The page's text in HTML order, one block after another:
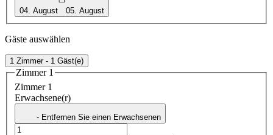
04. August 05. August
Gäste auswählen
1 Zimmer - 1 Gäst(e)
Zimmer 1
Zimmer 1
Erwachsene(r)
- Entfernen Sie einen Erwachsenen